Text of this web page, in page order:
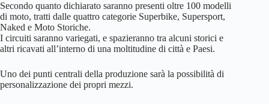
Secondo quanto dichiarato saranno presenti oltre 100 modelli
di moto, tratti dalle quattro categorie Superbike, Supersport,
Naked e Moto Storiche.
I circuiti saranno variegati, e spazieranno tra alcuni storici e
altri ricavati all’interno di una moltitudine di città e Paesi.
Uno dei punti centrali della produzione sarà la possibilità di
personalizzazione dei propri mezzi.